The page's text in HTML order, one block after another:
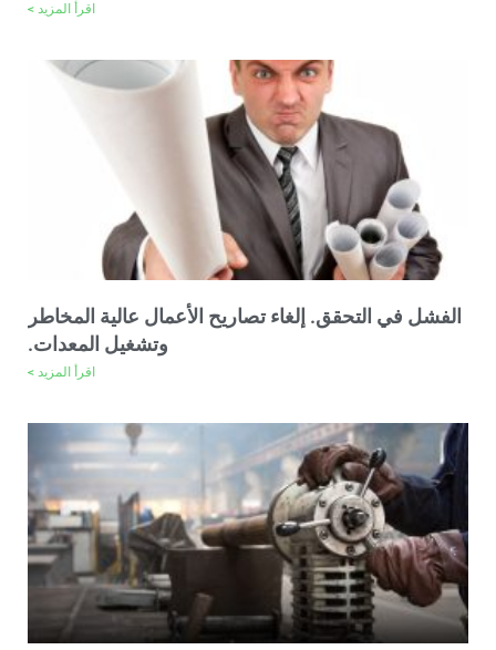
اقرأ المزيد >
الفشل في التحقق. إلغاء تصاريح الأعمال عالية المخاطر
وتشغيل المعدات.
اقرأ المزيد >